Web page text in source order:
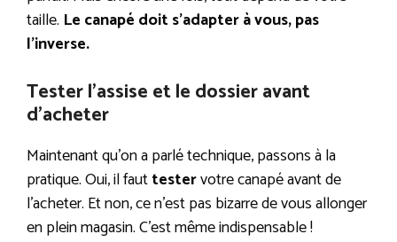
taille. Le canapé doit s’adapter à vous, pas
l’inverse.
Tester l’assise et le dossier avant
d’acheter
Maintenant qu’on a parlé technique, passons à la
pratique. Oui, il fauttestervotre canapé avant de
l’acheter. Et non, ce n’est pas bizarre de vous allonger
en plein magasin. C’est même indispensable !